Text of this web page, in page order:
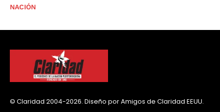
NACIÓN
© Claridad 2004-2026. Diseño por Amigos de Claridad EEUU.